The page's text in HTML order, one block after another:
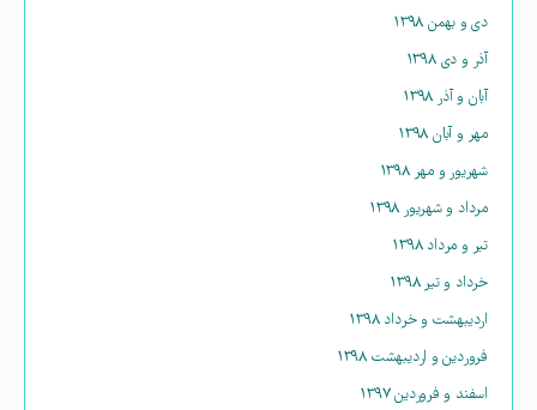
دی و بهمن ۱۳۹۸
آذر و دی ۱۳۹۸
آبان و آذر ۱۳۹۸
مهر و آبان ۱۳۹۸
شهریور و مهر ۱۳۹۸
مرداد و شهریور ۱۳۹۸
تیر و مرداد ۱۳۹۸
خرداد و تیر ۱۳۹۸
اردیبهشت و خرداد ۱۳۹۸
فروردین و اردیبهشت ۱۳۹۸
اسفند و فروردین ۱۳۹۷